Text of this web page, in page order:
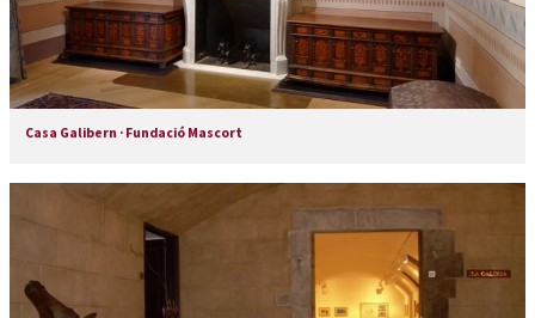
Casa Galibern · Fundació Mascort